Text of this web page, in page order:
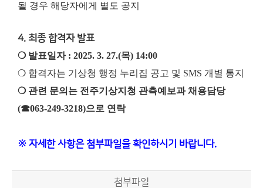
될 경우 해당자에게 별도 공지
4. 최종 합격자 발표
❍ 발표일자 : 2025. 3. 27.(목) 14:00
❍ 합격자는 기상청 행정 누리집 공고 및 SMS 개별 통지
❍ 관련 문의는 전주기상지청 관측예보과 채용담당
(☎063-249-3218)으로 연락
※ 자세한 사항은 첨부파일을 확인하시기 바랍니다.
첨부파일